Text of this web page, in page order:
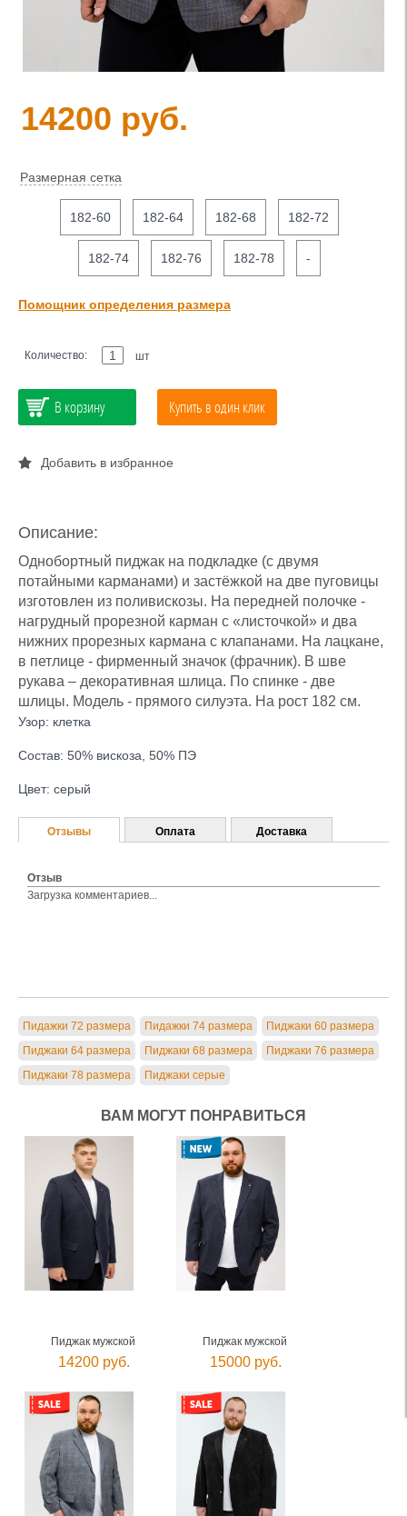
14200 руб.
Размерная сетка
182-60 182-64 182-68 182-72
182-74 182-76 182-78 -
Помощник определения размера
Количество: шт
В корзину Купить в один клик
Добавить в избранное
Описание:
Однобортный пиджак на подкладке (с двумя
потайными карманами) и застёжкой на две пуговицы
изготовлен из поливискозы. На передней полочке -
нагрудный прорезной карман с «листочкой» и два
нижних прорезных кармана с клапанами. На лацкане,
в петлице - фирменный значок (фрачник). В шве
рукава – декоративная шлица. По спинке - две
шлицы. Модель - прямого силуэта. На рост 182 см.
Узор: клетка
Состав: 50% вискоза, 50% ПЭ
Цвет: серый
Отзывы
Отзыв
Загрузка комментариев...
Оплата Доставка
Пидажки 72 размера Пидажки 74 размера
Пиджаки 60 размера
Пиджаки 64 размера
Пиджаки 68 размера
Пиджаки 76 размера
Пиджаки 78 размера
Пиджаки серые
ВАМ МОГУТ ПОНРАВИТЬСЯ
Пиджак мужской
14200 руб.
Пиджак мужской
15000 руб.